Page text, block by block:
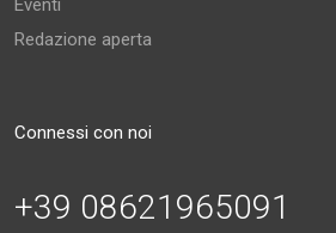
Eventi
Redazione aperta
Connessi con noi
+39 08621965091